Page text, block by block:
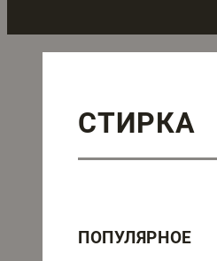
СТИРКА
ПОПУЛЯРНОЕ